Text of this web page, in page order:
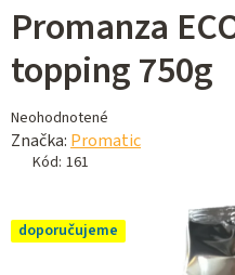
Promanza
topping 750g
Priemerné
hodnotenie
produktu
z 5
Neohodnotené
Značka: Promatic
Kód: 161
doporučujeme